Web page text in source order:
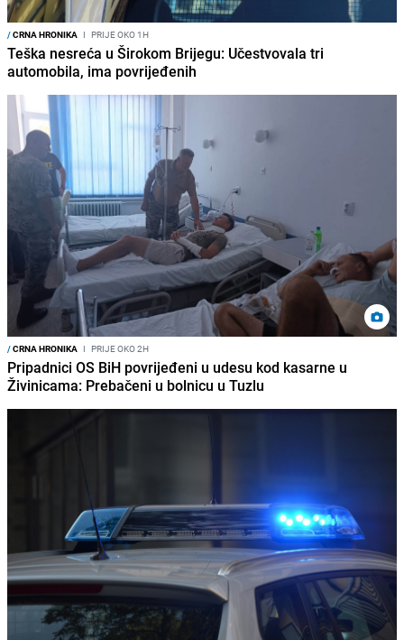
/CRNA HRONIKA I PRIJE OKO 1H
Teška nesreća u Širokom Brijegu: Učestvovala tri
automobila, ima povrijeđenih
/CRNA HRONIKA I PRIJE OKO 2H
Pripadnici OS BiH povrijeđeni u udesu kod kasarne u
Živinicama: Prebačeni u bolnicu u Tuzlu